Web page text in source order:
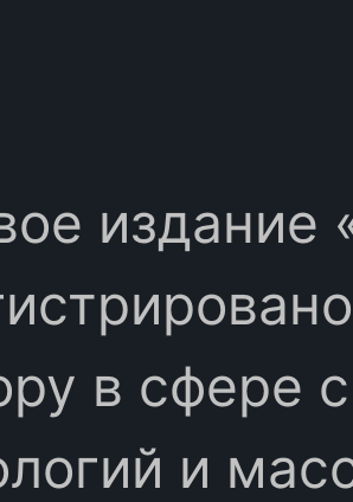
издание
в сфере
и